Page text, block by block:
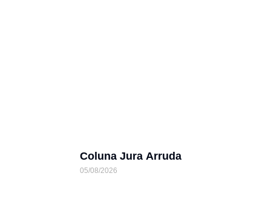
Coluna Jura Arruda
05/08/2026